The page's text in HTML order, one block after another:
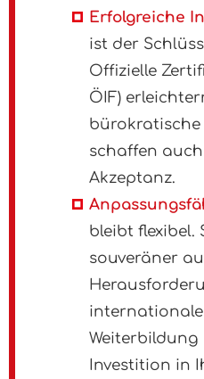
Erfolgreiche
ist der
Offizielle
ÖIF)
bürokratische
schaffen
Akzeptanz.
bleibt flexibel.
souveräner
internationale
Weiterbildung
Investition in